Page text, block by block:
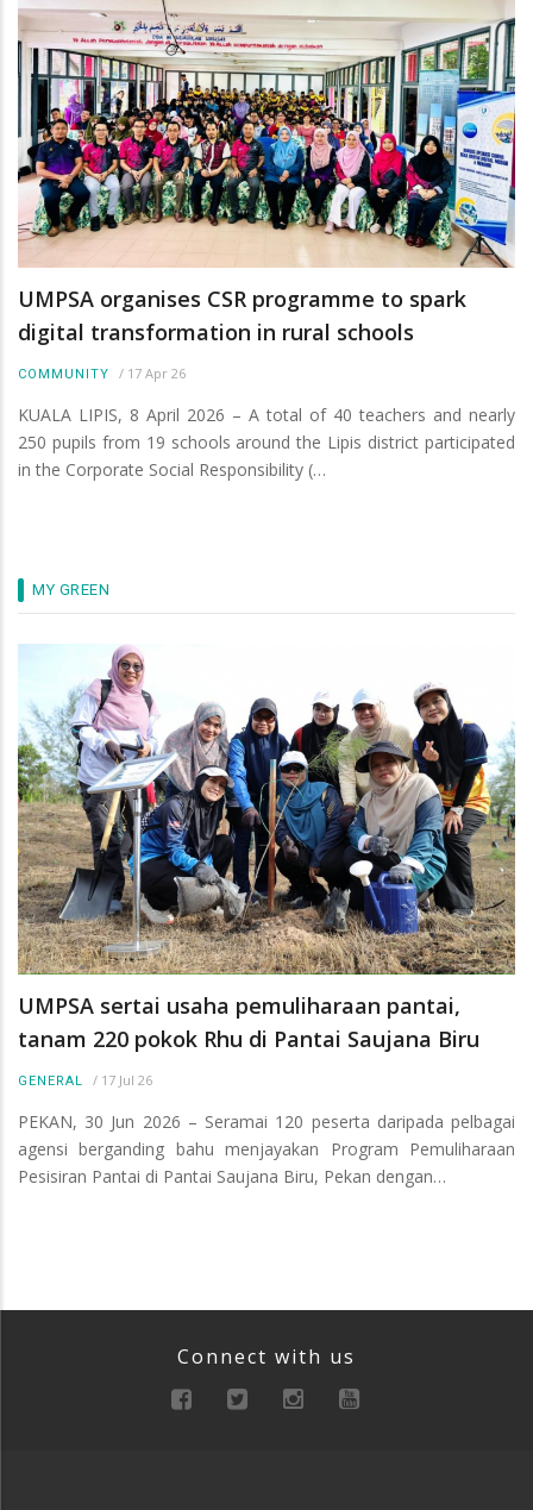
UMPSA organises CSR programme to spark
digital transformation in rural schools
COMMUNITY / 17 Apr 26
KUALA LIPIS, 8 April 2026 – A total of 40 teachers and nearly
250 pupils from 19 schools around the Lipis district participated
in the Corporate Social Responsibility (…
MY GREEN
UMPSA sertai usaha pemuliharaan pantai,
tanam 220 pokok Rhu di Pantai Saujana Biru
GENERAL / 17 Jul 26
PEKAN, 30 Jun 2026 – Seramai 120 peserta daripada pelbagai
agensi berganding bahu menjayakan Program Pemuliharaan
Pesisiran Pantai di Pantai Saujana Biru, Pekan dengan…
Connect with us